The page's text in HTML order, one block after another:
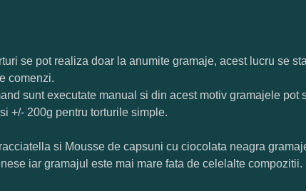
se pot realiza doar la anumite gramaje, acest lucru se
comenzi.
sunt executate manual si din acest motiv gramajele pot
+/- 200g pentru torturile simple.
si Mousse de capsuni cu ciocolata neagra
iar gramajul este mai mare fata de celelalte compozitii.